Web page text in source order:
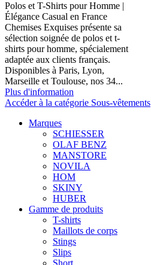
Polos et T-Shirts pour Homme |
Élégance Casual en France
Chemises Exquises présente sa
sélection soignée de polos et t-
shirts pour homme, spécialement
adaptée aux clients français.
Disponibles à Paris, Lyon,
Marseille et Toulouse, nos 34...
Plus d'information
Accéder à la catégorie Sous-vêtements
Marques
SCHIESSER
OLAF BENZ
MANSTORE
NOVILA
HOM
SKINY
HUBER
Gamme de produits
T-shirts
Maillots de corps
Stings
Slips
Short